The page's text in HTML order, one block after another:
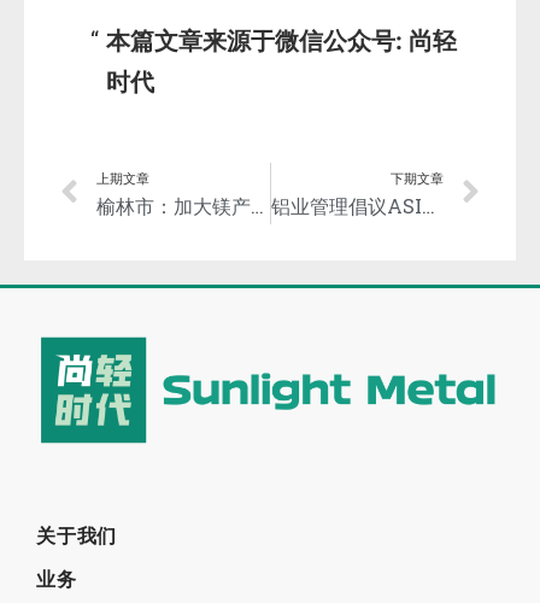
本篇文章来源于微信公众号: 尚轻
时代
上期文章
榆林市：加大镁产业链延链、补链力度，拟定镁及镁合金新材料产业链工作方案
下期文章
铝业管理倡议ASI与多方合作提高铝产业链生态系统服务能力和实现降碳目标
关于我们
业务